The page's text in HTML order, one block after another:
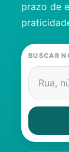
Gás
Contatos
prazo de
BUSCAR
Rua,